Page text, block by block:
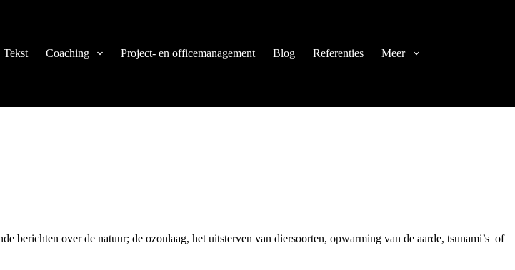
Tekst Coaching Project- en officemanagement Blog Referenties Meer
berichten over de natuur; de ozonlaag, het uitsterven van diersoorten, opwarming van de aarde, tsunami’s of